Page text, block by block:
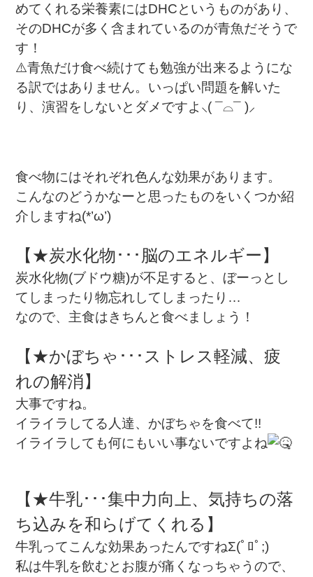
めてくれる栄養素にはDHCというものがあり、
そのDHCが多く含まれているのが青魚だそうで
す！
⚠️青魚だけ食べ続けても勉強が出来るようにな
る訳ではありません。いっぱい問題を解いた
り、演習をしないとダメですよ⸜( ¯⌓¯ )⸝
食べ物にはそれぞれ色んな効果があります。
こんなのどうかなーと思ったものをいくつか紹
介しますね(*’ω’)
【★炭水化物･･･脳のエネルギー】
炭水化物(ブドウ糖)が不足すると、ぼーっとし
てしまったり物忘れしてしまったり…
なので、主食はきちんと食べましょう！
【★かぼちゃ･･･ストレス軽減、疲
れの解消】
大事ですね。
イライラしてる人達、かぼちゃを食べて!!
イライラしても何にもいい事ないですよね
【★牛乳･･･集中力向上、気持ちの落
ち込みを和らげてくれる】
牛乳ってこんな効果あったんですねΣ(ﾟﾛﾟ;)
私は牛乳を飲むとお腹が痛くなっちゃうので、